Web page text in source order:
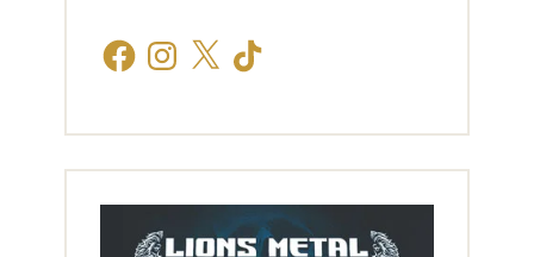
FacebookInstagram
X TikTok